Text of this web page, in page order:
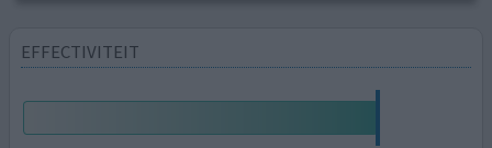
EFFECTIVITEIT